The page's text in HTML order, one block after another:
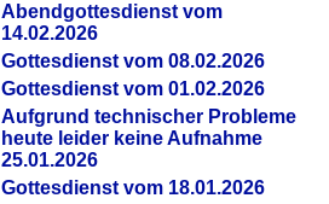
Abendgottesdienst vom
14.02.2026
Gottesdienst vom 08.02.2026
Gottesdienst vom 01.02.2026
Aufgrund technischer Probleme
heute leider keine Aufnahme
25.01.2026
Gottesdienst vom 18.01.2026